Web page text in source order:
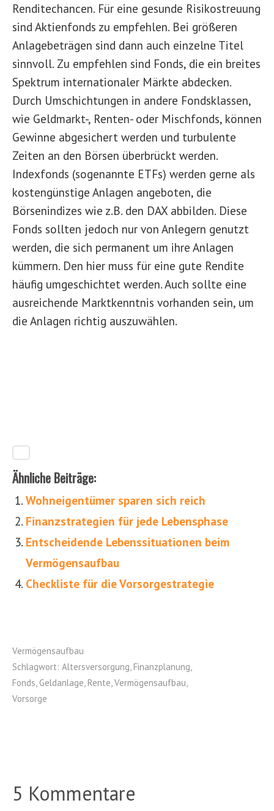
Renditechancen. Für eine gesunde Risikostreuung
sind Aktienfonds zu empfehlen. Bei größeren
Anlagebeträgen sind dann auch einzelne Titel
sinnvoll. Zu empfehlen sind Fonds, die ein breites
Spektrum internationaler Märkte abdecken.
Durch Umschichtungen in andere Fondsklassen,
wie Geldmarkt-, Renten- oder Mischfonds, können
Gewinne abgesichert werden und turbulente
Zeiten an den Börsen überbrückt werden.
Indexfonds (sogenannte ETFs) werden gerne als
kostengünstige Anlagen angeboten, die
Börsenindizes wie z.B. den DAX abbilden. Diese
Fonds sollten jedoch nur von Anlegern genutzt
werden, die sich permanent um ihre Anlagen
kümmern. Den hier muss für eine gute Rendite
häufig umgeschichtet werden. Auch sollte eine
ausreichende Marktkenntnis vorhanden sein, um
die Anlagen richtig auszuwählen.
Ähnliche Beiträge:
Wohneigentümer sparen sich reich
Finanzstrategien für jede Lebensphase
Entscheidende Lebenssituationen beim
Vermögensaufbau
Checkliste für die Vorsorgestrategie
Vermögensaufbau
Schlagwort: Altersversorgung, Finanzplanung,
Fonds, Geldanlage, Rente,Vermögensaufbau,
Vorsorge
5 Kommentare